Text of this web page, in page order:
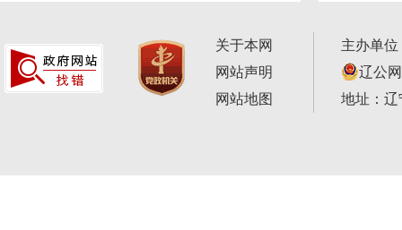
关于本网
网站声明
网站地图
主办单
辽公
地址：辽